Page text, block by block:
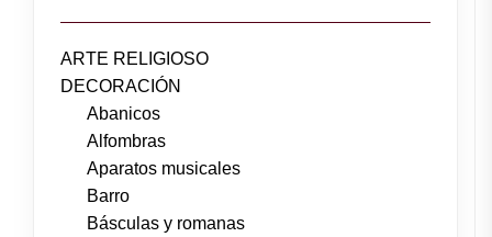
ARTE RELIGIOSO
DECORACIÓN
Abanicos
Alfombras
Aparatos musicales
Barro
Básculas y romanas